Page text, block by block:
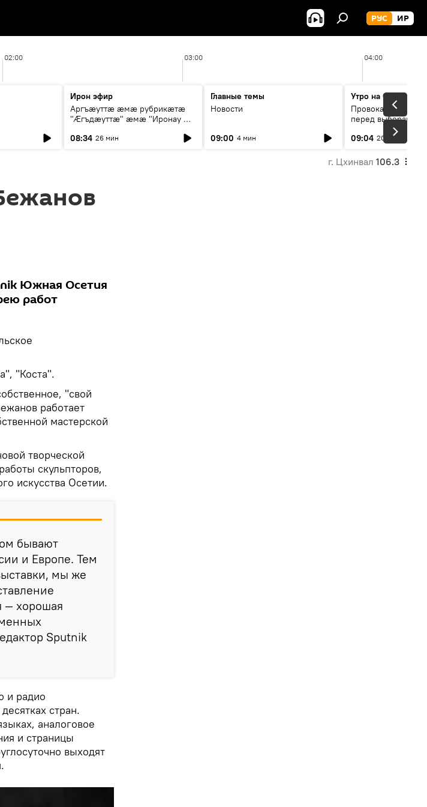
РУС ИР
02:00 03:00 04:00
Ирон эфир
Аргъæуттæ æмæ рубрикæтæ
"Æгъдæуттæ" æмæ "Иронау æй
08:34 26 мин
Главные темы
Новости
09:00 4 мин
Утро на Спутнике
Провокации со
перед выборами в
09:04 20 мин
г. Цхинвал 106.3
Южная Осетия
работ
"Коста".
"свой
работает
мастерской
творческой
скульпторов,
искусства Осетии.
бывают
и Европе. Тем
мы же
— хорошая
Sputnik
и радио
стран.
аналоговое
и страницы
выходят